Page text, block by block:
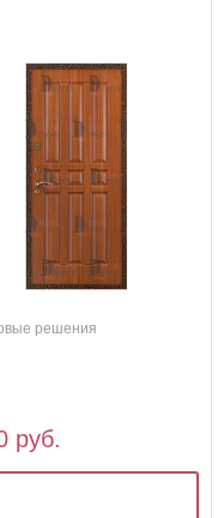
решения
руб.